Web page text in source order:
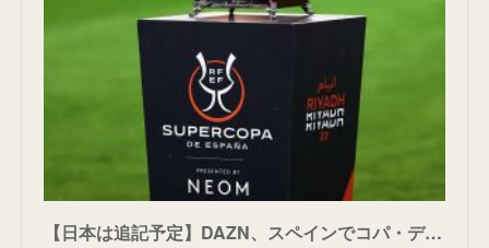
【日本は追記予定】DAZN、スペインでコパ・デル・レイの権利逃す。